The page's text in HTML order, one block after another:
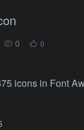
0 0
icons in Font